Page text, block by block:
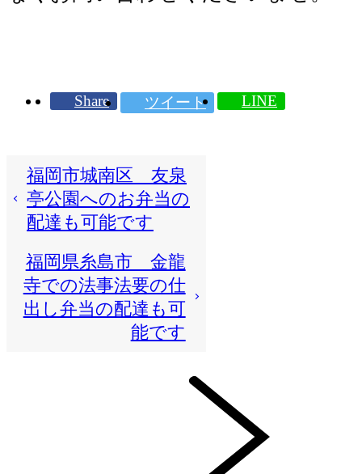
Share ツイート LINE
福岡市城南区 友泉
亭公園へのお弁当の
配達も可能です
福岡県糸島市 金龍
寺での法事法要の仕
出し弁当の配達も可
能です